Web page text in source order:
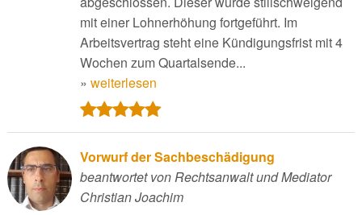
mit einer Lohnerhöhung fortgeführt. Im
Arbeitsvertrag steht eine Kündigungsfrist mit 4
Wochen zum Quartalsende...
» weiterlesen
Vorwurf der Sachbeschädigung
beantwortet von Rechtsanwalt und Mediator
Christian Joachim